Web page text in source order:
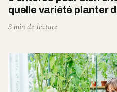
quelle variété planter
3 min de lecture